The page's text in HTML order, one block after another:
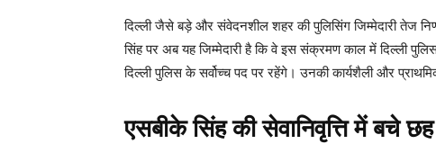
दिल्ली जैसे बड़े और संवेदनशील शहर की पुलिसिंग जिम्मेदारी तेज
सिंह पर अब यह जिम्मेदारी है कि वे इस संक्रमण काल में दिल्ली
दिल्ली पुलिस के सर्वोच्च पद पर रहेंगे। उनकी कार्यशैली और
एसबीके सिंह की सेवानिवृत्ति में बचे